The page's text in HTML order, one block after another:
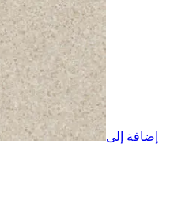
إضافة إلى